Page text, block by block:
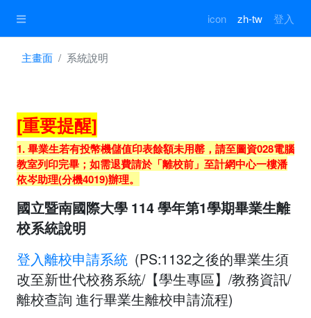
icon zh-tw 登入
主畫面 系統說明
[重要提醒]
1. 畢業生若有投幣機儲值印表餘額未用罄，請至圖資028電腦
教室列印完畢；如需退費請於「離校前」至計網中心一樓潘
依岑助理(分機4019)辦理。
國立暨南國際大學 114 學年第1學期畢業生離
校系統說明
登入離校申請系統 (PS:1132之後的畢業生須
改至新世代校務系統/【學生專區】/教務資訊/
離校查詢 進行畢業生離校申請流程)